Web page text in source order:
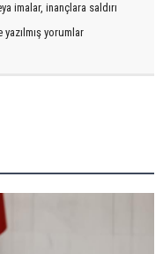
imalar, inançlara saldırı
yorumlar